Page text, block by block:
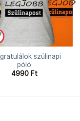
szülinapi
póló
4990 Ft